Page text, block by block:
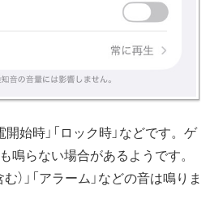
開始時」「ロック時」などです。ゲ
鳴らない場合があるようです。
）」「アラーム」などの音は鳴りま